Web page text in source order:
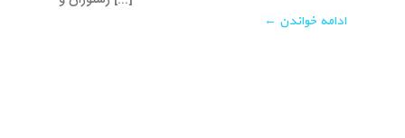
ادامه خواندن ←